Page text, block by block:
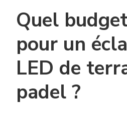
Quel
pour un
LED de
padel ?